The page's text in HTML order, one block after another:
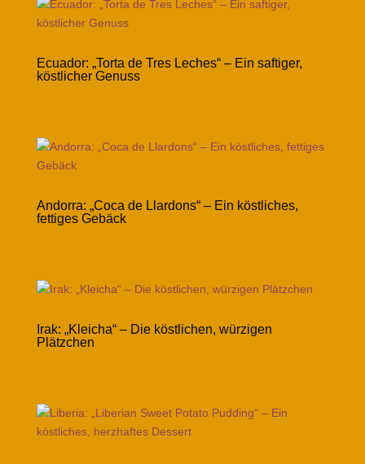
Ecuador: „Torta de Tres Leches“ – Ein saftiger,
köstlicher Genuss
Andorra: „Coca de Llardons“ – Ein köstliches,
fettiges Gebäck
Irak: „Kleicha“ – Die köstlichen, würzigen
Plätzchen